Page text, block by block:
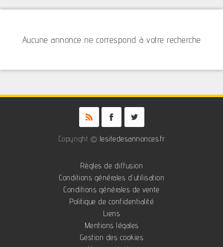
Aucune annonce ne correspond à votre recherche
Copyright © lesitedesannonces.fr
Règles de diffusion
Conditions générales d'utilisation
Conditions générales de vente
Politique de confidentialité
Liens
Mentions légales
Gestion des cookies